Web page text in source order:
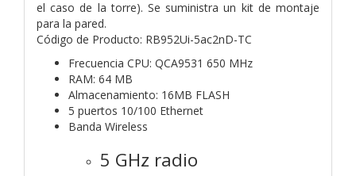
el caso de la torre). Se suministra un kit de montaje
para la pared.
Código de Producto: RB952Ui-5ac2nD-TC
Frecuencia CPU: QCA9531 650 MHz
RAM: 64 MB
Almacenamiento: 16MB FLASH
5 puertos 10/100 Ethernet
Banda Wireless
5 GHz radio